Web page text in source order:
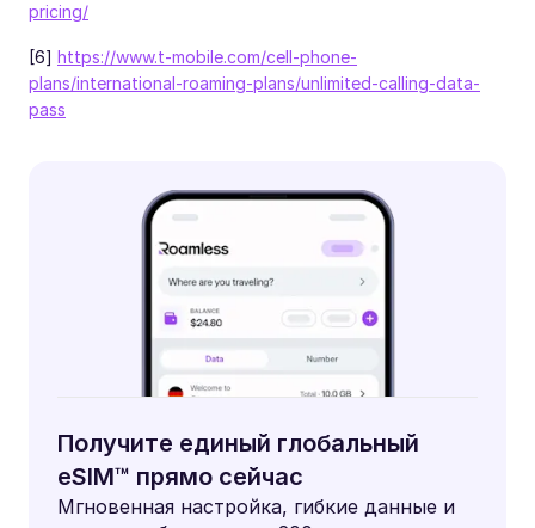
pricing/
[6] https://www.t-mobile.com/cell-phone-
plans/international-roaming-plans/unlimited-calling-data-
pass
Получите единый глобальный
eSIM™ прямо сейчас
Мгновенная настройка, гибкие данные и